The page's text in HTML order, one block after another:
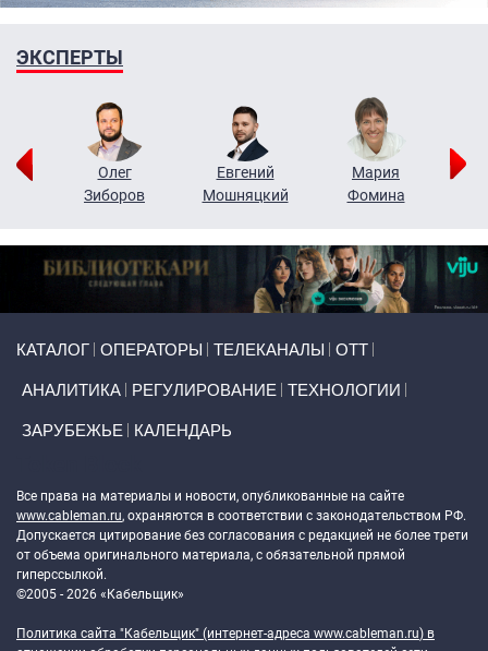
ЭКСПЕРТЫ
Олег
Зиборов
Евгений
Мошняцкий
Мария
Фомина
КАТАЛОГ ОПЕРАТОРЫ ТЕЛЕКАНАЛЫ ОТТ
АНАЛИТИКА РЕГУЛИРОВАНИЕ ТЕХНОЛОГИИ
ЗАРУБЕЖЬЕ КАЛЕНДАРЬ
Все права на материалы и новости, опубликованные на сайте
www.cableman.ru, охраняются в соответствии с законодательством РФ.
Допускается цитирование без согласования с редакцией не более трети
от объема оригинального материала, с обязательной прямой
гиперссылкой.
©2005 - 2026 «Кабельщик»
Политика сайта "Кабельщик" (интернет-адреса www.cableman.ru) в